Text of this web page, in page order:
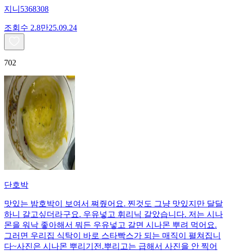
지니5368308
조회수 2.8만25.09.24
702
단호박
맛있는 밤호박이 보여서 쪄줬어요. 찐것도 그냥 맛있지만 달달
하니 갈고싶더라구요. 우유넣고 휘리닉 갈았습니다. 저는 시나
몬을 워낙 좋아해서 뭐든 우유넣고 갈면 시나몬 뿌려 먹어요.
그러면 우리집 식탁이 바로 스타빡스가 되는 매직이 펼쳐집니
다~사진은 시나몬 뿌리기전.뿌리고는 급해서 사진을 안 찍어